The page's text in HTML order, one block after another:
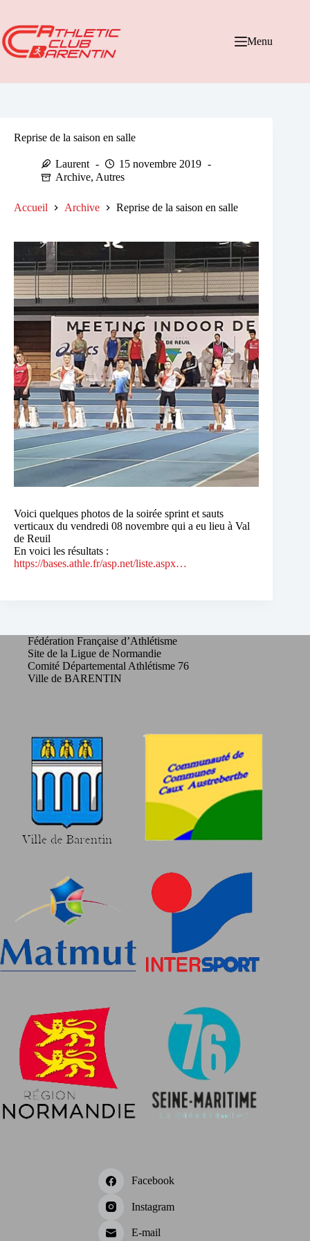
contenu
Menu
Reprise de la saison en salle
Laurent
15 novembre 2019
Archive, Autres
Accueil Archive Reprise de la saison en salle
Voici quelques photos de la soirée sprint et sauts
verticaux du vendredi 08 novembre qui a eu lieu à Val
de Reuil
En voici les résultats :
https://bases.athle.fr/asp.net/liste.aspx…
Fédération Française d’Athlétisme
Site de la Ligue de Normandie
Comité Départemental Athlétisme 76
Ville de BARENTIN
Facebook
Instagram
E-mail